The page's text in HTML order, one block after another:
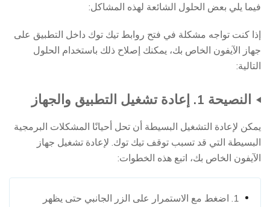
فيما يلي بعض الحلول الشائعة لهذه المشاكل:
إذا كنت تواجه مشكلة في فتح روابط تيك توك داخل التطبيق على
جهاز الآيفون الخاص بك، يمكنك إصلاح ذلك باستخدام الحلول
التالية:
النصيحة 1. إعادة تشغيل التطبيق والجهاز
يمكن لإعادة التشغيل البسيطة أن تحل أحيانًا المشكلات البرمجية
البسيطة التي قد تسبب توقف تيك توك. لإعادة تشغيل جهاز
الآيفون الخاص بك، اتبع هذه الخطوات:
1. اضغط مع الاستمرار على الزر الجانبي حتى يظهر